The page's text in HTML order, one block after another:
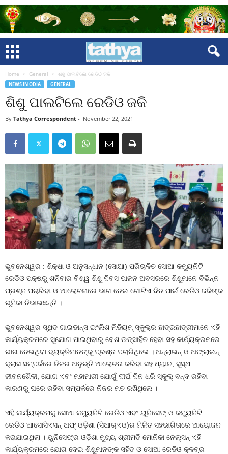
Home General ଶିଶୁ ପାଲଟିଲେ ରେଡିଓ ଜକି
NEWS IN ODIA GENERAL
ଶିଶୁ ପାଲଟିଲେ ରେଡିଓ ଜକି
By Tathya Correspondent - November 22, 2021
ଭୁବନେଶ୍ୱର : ଶିକ୍ଷା ଓ ଅନୁସନ୍ଧାନ (ସୋଆ) ପରିଚାଳିତ ସୋଆ କମ୍ୟୁନିଟି
ରେଡିଓ ପକ୍ଷରୁ ଶନିବାର ବିଶ୍ୱ ଶିଶୁ ଦିବସ ପାଳନ ଅବସରରେ ଶିଶୁମାନେ ବିଭିନ୍ନ
ପ୍ରଶ୍ନ ପଚାରିବା ଓ ଆଲୋଚନାରେ ଭାଗ ନେଇ ଗୋଟିଏ ଦିନ ପାଇଁ ରେଡିଓ ଜକିଙ୍କ
ଭୂମିକା ନିଭାଇଛନ୍ତି ।
ଭୁବନେଶ୍ୱର ସ୍ଥିତ ଗାଇଡାନ୍ସ ଇଂଲିଶ ମିଡିୟମ୍ ସ୍କୁଲ୍‌ର ଛାତ୍ରଛାତ୍ରୀମାନେ ଏହି
କାର୍ଯ୍ୟକ୍ରମରେ ସୁଯୋଗ ପାଇଥିବାରୁ ବେଶ ଉତ୍ସାହିତ ହେବା ସହ କାର୍ଯ୍ୟକ୍ରମରେ
ଭାଗ ନେଇଥିବା ବ୍ୟକ୍ତିମାନଙ୍କୁ ପ୍ରଶ୍ନ ପଚାରିଥିଲେ । ଅନ୍‌ଲାଇନ୍ ଓ ଅଫ୍‌ଲାଇନ୍
କ୍ଲାସ ସମ୍ପର୍କରେ ନିଜର ଅନୁଭୂତି ଆଲୋଚନା କରିବା ସହ ଧ୍ୟାନ, ସୁସ୍ଥ
ଜୀବନଶୈଳୀ, ଯୋଗ ଏବଂ ମହାମାରୀ ଯୋଗୁଁ ଦୀର୍ଘ ଦିନ ଧରି ସ୍କୁଲ୍ ବନ୍ଦ ରହିବା
କାରଣରୁ ଘରେ ରହିବା ସମ୍ପର୍କରେ ନିଜର ମତ ରଖିଥିଲେ ।
ଏହି କାର୍ଯ୍ୟକ୍ରମକୁ ସୋଆ କମ୍ୟୁନିଟି ରେଡିଓ ଏବଂ ୟୁନିସେଫ୍ ଓ କମ୍ୟୁନିଟି
ରେଡିଓ ଆସୋସିଏସନ୍ ଅଫ୍ ଓଡ଼ିଶା (ସିଆର୍‌ଏଓ)ର ମିଳିତ ସହଭାଗିତାରେ ଆୟୋଜନ
କରାଯାଇଥିଲା । ୟୁନିସେଫ୍‌ର ଓଡ଼ିଶା ମୁଖ୍ୟ ଶ୍ରୀମତି ମୋନିକା ନେଲ୍‌ସନ୍ ଏହି
କାର୍ଯ୍ୟକ୍ରମରେ ଯୋଗ ଦେଇ ଶିଶୁମାନଙ୍କ ସହିତ ଓ ସୋଆ ରେଡିଓ କ୍ଳବ୍‌ର